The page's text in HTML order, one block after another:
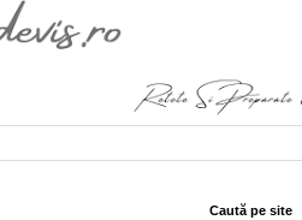
Caută pe site